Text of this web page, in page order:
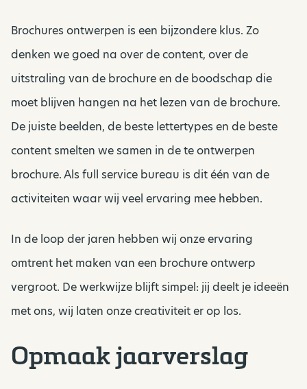
Brochures ontwerpen is een bijzondere klus. Zo
denken we goed na over de content, over de
uitstraling van de brochure en de boodschap die
moet blijven hangen na het lezen van de brochure.
De juiste beelden, de beste lettertypes en de beste
content smelten we samen in de te ontwerpen
brochure. Als full service bureau is dit één van de
activiteiten waar wij veel ervaring mee hebben.
In de loop der jaren hebben wij onze ervaring
omtrent het maken van een brochure ontwerp
vergroot. De werkwijze blijft simpel: jij deelt je ideeën
met ons, wij laten onze creativiteit er op los.
Opmaak jaarverslag